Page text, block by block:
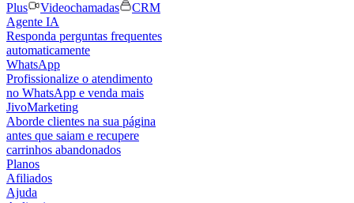
Plus
Videochamadas
CRM
Agente IA
Responda perguntas frequentes
automaticamente
WhatsApp
Profissionalize o atendimento
no WhatsApp e venda mais
JivoMarketing
Aborde clientes na sua página
antes que saiam e recupere
carrinhos abandonados
Planos
Afiliados
Ajuda